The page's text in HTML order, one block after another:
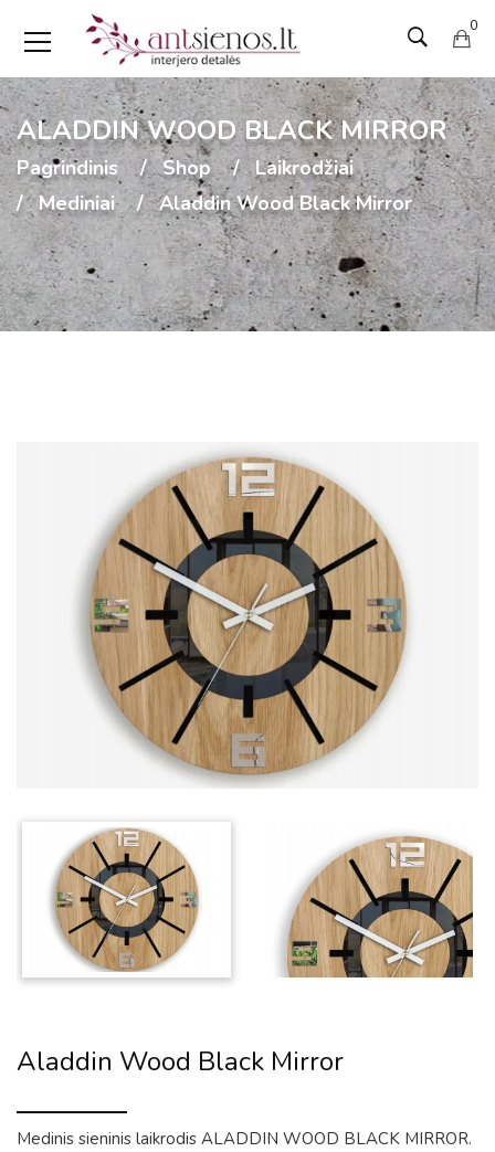
0
ALADDIN WOOD BLACK MIRROR
Pagrindinis Shop
Laikrodžiai
Mediniai
Aladdin Wood Black Mirror
Aladdin Wood Black Mirror
Medinis sieninis laikrodis ALADDIN WOOD BLACK MIRROR.